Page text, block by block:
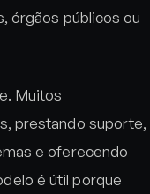
órgãos públicos ou
Muitos
prestando suporte,
e oferecendo
é útil porque